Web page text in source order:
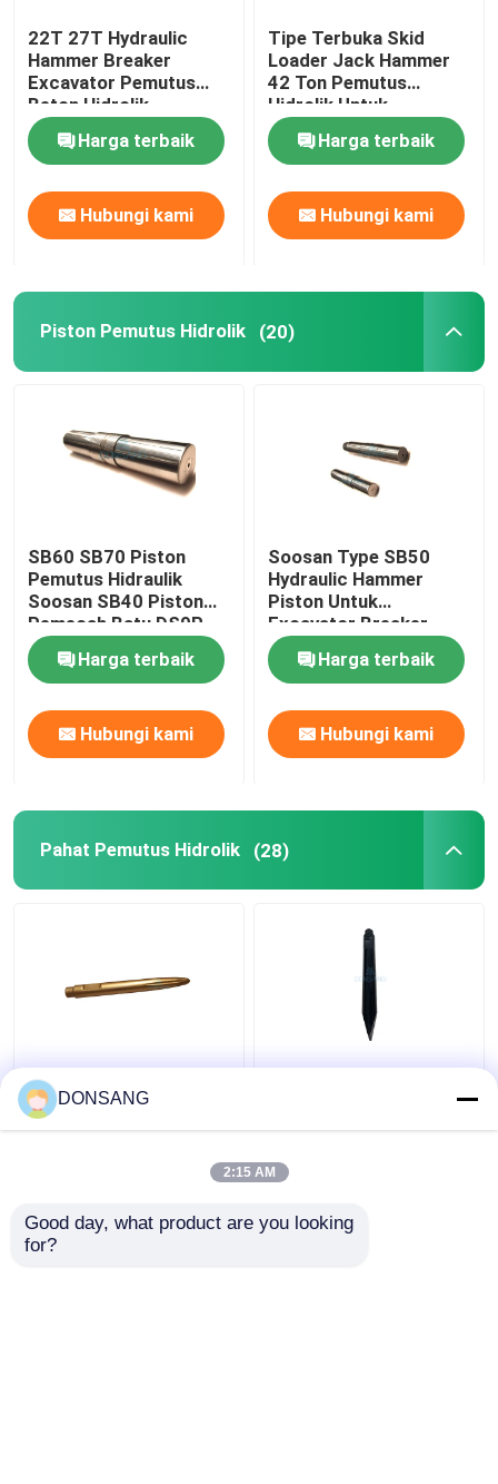
22T 27T Hydraulic
Hammer Breaker
Excavator Pemutus
Beton Hidrolik
Harga terbaik
Hubungi kami
Tipe Terbuka Skid
Loader Jack Hammer
42 Ton Pemutus
Hidrolik Untuk
Excavator
Harga terbaik
Hubungi kami
Piston Pemutus Hidrolik (20)
SB60 SB70 Piston
Pemutus Hidraulik
Soosan SB40 Piston
Pemecah Batu DS9P
Harga terbaik
Hubungi kami
Soosan Type SB50
Hydraulic Hammer
Piston Untuk
Excavator Breaker
DS9P
Harga terbaik
Hubungi kami
Pahat Pemutus Hidrolik (28)
Moil Point Hydraulic
Rock Hammer Tool
135mm Diameter
Chisel untuk Penjualan
Alat Palu Batu Hidraulik
DONSANG
2:15 AM
Good day, what product are you looking
for?